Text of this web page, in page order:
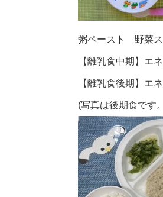
粥ペースト 野菜
【離乳食中期】
【離乳食後期】
(写真は後期食です